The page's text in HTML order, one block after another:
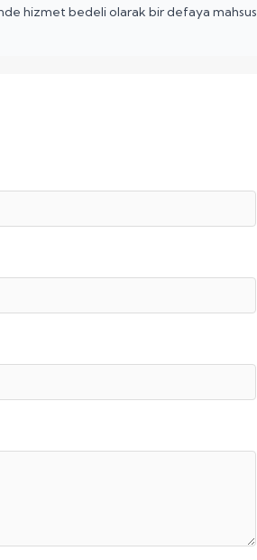
hizmet bedeli olarak bir defaya mahsus